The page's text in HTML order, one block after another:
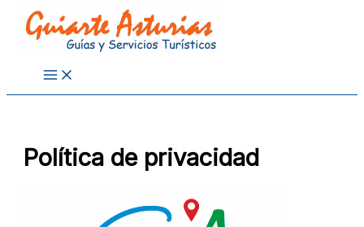
contenido
Política de privacidad